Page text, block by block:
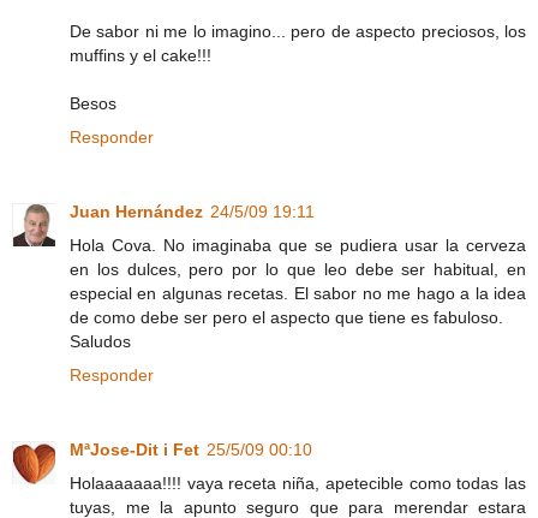
De sabor ni me lo imagino... pero de aspecto preciosos, los
muffins y el cake!!!
Besos
Responder
Juan Hernández 24/5/09 19:11
Hola Cova. No imaginaba que se pudiera usar la cerveza
en los dulces, pero por lo que leo debe ser habitual, en
especial en algunas recetas. El sabor no me hago a la idea
de como debe ser pero el aspecto que tiene es fabuloso.
Saludos
Responder
MªJose-Dit i Fet 25/5/09 00:10
Holaaaaaaa!!!! vaya receta niña, apetecible como todas las
tuyas, me la apunto seguro que para merendar estara